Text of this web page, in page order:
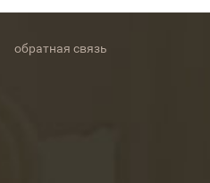
обратная связь